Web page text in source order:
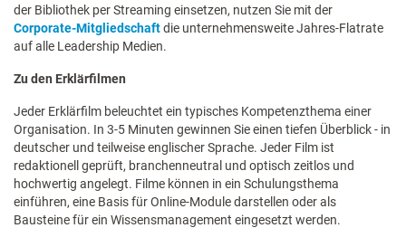
der Bibliothek per Streaming einsetzen, nutzen Sie mit der
Corporate-Mitgliedschaftdie unternehmensweite Jahres-Flatrate
auf alle Leadership Medien.
Zu den Erklärfilmen
Jeder Erklärfilm beleuchtet ein typisches Kompetenzthema einer
Organisation. In 3-5 Minuten gewinnen Sie einen tiefen Überblick - in
deutscher und teilweise englischer Sprache. Jeder Film ist
redaktionell geprüft, branchenneutral und optisch zeitlos und
hochwertig angelegt. Filme können in ein Schulungsthema
einführen, eine Basis für Online-Module darstellen oder als
Bausteine für ein Wissensmanagement eingesetzt werden.